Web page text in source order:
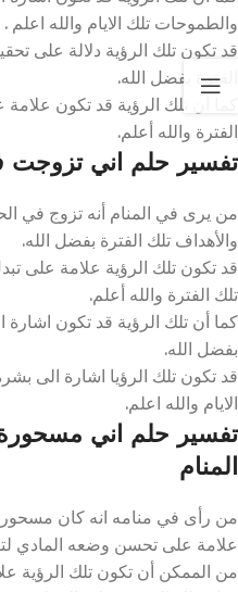
والطموحات تلك الايام والله اعلم .
قد تكون تلك الرؤية دلالة على
الفترة بفضل الله.
كما أن تلك الرؤية قد تكون
الفترة والله أعلم.
تفسير حلم اني تزوجت
من يرى في المنام أنه تزوج في
والأهداف تلك الفترة بفضل الله.
قد تكون تلك الرؤية علامة على
تلك الفترة والله أعلم.
كما أن تلك الرؤية قد تكون اشارة
بفضل الله.
قد تكون تلك الرؤيا اشارة الى
الايام والله اعلم.
تفسير حلم اني
المنام
من رأى في منامه انه كان
علامة على تحسن وضعه المادي
من الممكن أن تكون تلك